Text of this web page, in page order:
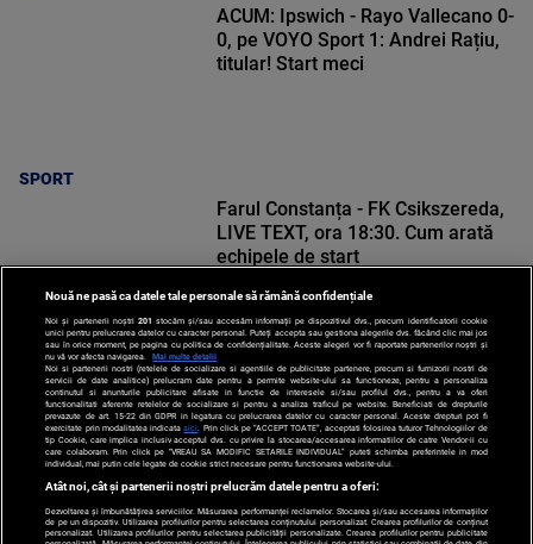
SPORT
ACUM: Ipswich - Rayo Vallecano 0-
0, pe VOYO Sport 1: Andrei Rațiu,
titular! Start meci
SPORT
Farul Constanța - FK Csikszereda,
LIVE TEXT, ora 18:30. Cum arată
echipele de start
Nouă ne pasă ca datele tale personale să rămână confidențiale
Noi și partenerii noștri 201 stocăm și/sau accesăm informații pe dispozitivul dvs., precum identificatorii cookie
unici pentru prelucrarea datelor cu caracter personal. Puteți accepta sau gestiona alegerile dvs. făcând clic mai jos
sau în orice moment, pe pagina cu politica de confidențialitate. Aceste alegeri vor fi raportate partenerilor noștri și
nu vă vor afecta navigarea.
Mai multe detalii
Noi si partenerii nostri (retelele de socializare si agentiile de publicitate partenere, precum si furnizorii nostri de
servicii de date analitice) prelucram date pentru a permite website-ului sa functioneze, pentru a personaliza
continutul si anunturile publicitare afisate in functie de interesele si/sau profilul dvs., pentru a va oferi
functionalitati aferente retelelor de socializare si pentru a analiza traficul pe website. Beneficiati de drepturile
prevazute de art. 15-22 din GDPR in legatura cu prelucrarea datelor cu caracter personal. Aceste drepturi pot fi
exercitate prin modalitatea indicataaici . Prin click pe “ACCEPT TOATE”, acceptati folosirea tuturor Tehnologiilor de
tip Cookie, care implica inclusiv acceptul dvs. cu privire la stocarea/accesarea informatiilor de catre Vendor-ii cu
care colaboram. Prin click pe “VREAU SA MODIFIC SETARILE INDIVIDUAL” puteti schimba preferintele in mod
individual, mai putin cele legate de cookie strict necesare pentru functionarea website-ului.
Atât noi, cât și partenerii noștri prelucrăm datele pentru a oferi:
Dezvoltarea și îmbunătățirea serviciilor. Măsurarea performanței reclamelor. Stocarea și/sau accesarea informațiilor
de pe un dispozitiv. Utilizarea profilurilor pentru selectarea conținutului personalizat. Crearea profilurilor de conținut
personalizat. Utilizarea profilurilor pentru selectarea publicității personalizate. Crearea profilurilor pentru publicitate